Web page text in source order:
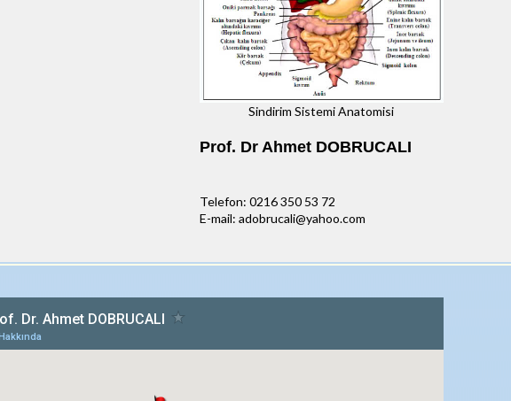
Sindirim Sistemi Anatomisi
Prof. Dr Ahmet DOBRUCALI
Telefon: 0216 350 53 72
E-mail: adobrucali@yahoo.com